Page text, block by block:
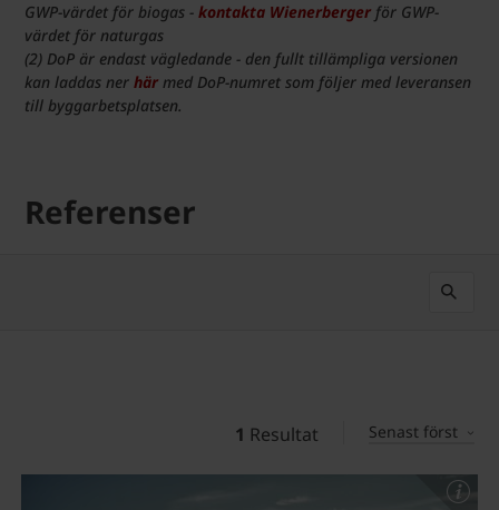
GWP-värdet för biogas - kontakta Wienerberger för GWP-
värdet för naturgas
(2) DoP är endast vägledande - den fullt tillämpliga versionen
kan laddas ner här med DoP-numret som följer med leveransen
till byggarbetsplatsen.
Referenser
1 Resultat Senast först